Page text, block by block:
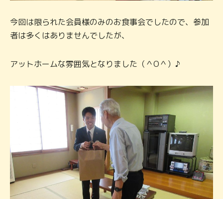
今回は限られた会員様のみのお食事会でしたので、参加
者は多くはありませんでしたが、
アットホームな雰囲気となりました（＾O＾）♪